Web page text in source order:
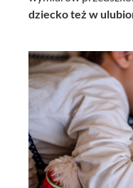
dziecko też w